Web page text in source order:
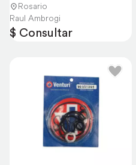
Rosario
Raul Ambrogi
$ Consultar